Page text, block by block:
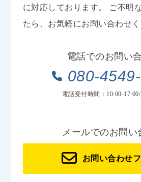
に対応しております。
ご不明
たら、お気軽にお問い合わせく
電話でのお問い
080-
電話受付時間：10:00-
メールでのお問い
お問い合わせ